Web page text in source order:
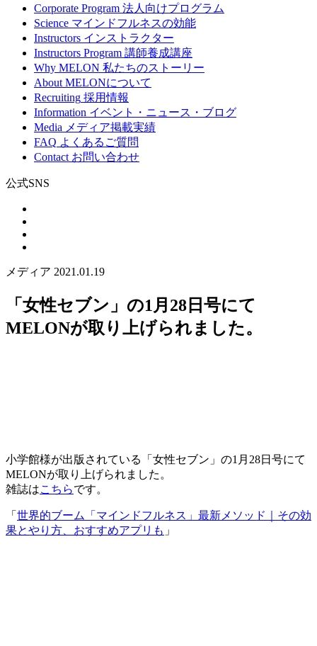
Corporate Program 法人向けプログラム
Science マインドフルネスの効能
Instructors インストラクター
Instructors Program 講師養成講座
Why MELON 私たちのストーリー
About MELONについて
Recruiting 採用情報
Information イベント・ニュース・ブログ
Media メディア掲載実績
FAQ よくあるご質問
Contact お問い合わせ
公式SNS
メディア 2021.01.19
「女性セブン」の1月28日号にて
MELONが取り上げられました。
小学館様が出版されている「女性セブン」の1月28日号にて
MELONが取り上げられました。
雑誌はこ ちらです。
「 世界的ブーム「マインドフルネス」最新メソッド｜その効
果とやり方、おすすめアプリも 」